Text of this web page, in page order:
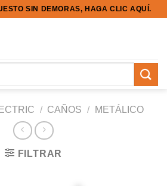
SIN DEMORAS, HAGA CLIC AQUÍ.
/ CAÑOS / METÁLICO
FILTRAR